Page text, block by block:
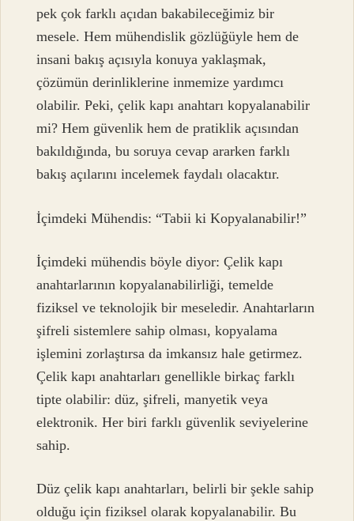
pek çok farklı açıdan bakabileceğimiz bir
mesele. Hem mühendislik gözlüğüyle hem de
insani bakış açısıyla konuya yaklaşmak,
çözümün derinliklerine inmemize yardımcı
olabilir. Peki, çelik kapı anahtarı kopyalanabilir
mi? Hem güvenlik hem de pratiklik açısından
bakıldığında, bu soruya cevap ararken farklı
bakış açılarını incelemek faydalı olacaktır.
İçimdeki Mühendis: “Tabii ki Kopyalanabilir!”
İçimdeki mühendis böyle diyor: Çelik kapı
anahtarlarının kopyalanabilirliği, temelde
fiziksel ve teknolojik bir meseledir. Anahtarların
şifreli sistemlere sahip olması, kopyalama
işlemini zorlaştırsa da imkansız hale getirmez.
Çelik kapı anahtarları genellikle birkaç farklı
tipte olabilir: düz, şifreli, manyetik veya
elektronik. Her biri farklı güvenlik seviyelerine
sahip.
Düz çelik kapı anahtarları, belirli bir şekle sahip
olduğu için fiziksel olarak kopyalanabilir. Bu